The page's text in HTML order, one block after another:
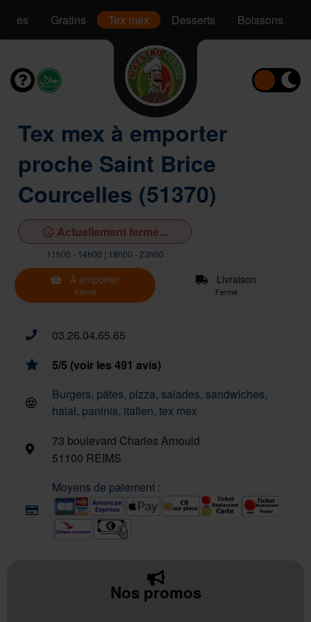
Pâtes Gratins Tex mex Desserts Boissons
Tex mex à emporter
proche Saint Brice
Courcelles (51370)
Actuellement fermé...
11h00 - 14h00 | 18h00 - 23h00
À emporter
Fermé
Livraison
Fermé
03.26.04.65.65
5/5 (voir les 491 avis)
Burgers, pâtes, pizza, salades, sandwiches,
halal, paninis, italien, tex mex
73 boulevard Charles Arnould
51100 REIMS
Moyens de paiement :
Nos promos